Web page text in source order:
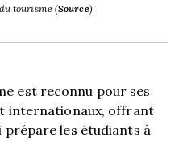
tourisme (Source)
est reconnu pour ses
internationaux, offrant
les étudiants à